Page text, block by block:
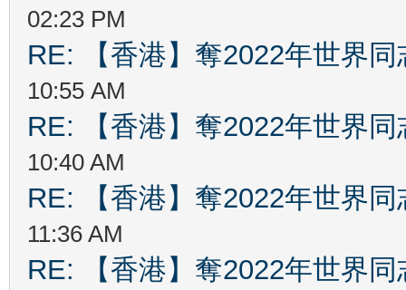
02:23 PM
RE: 【香港】奪2022年世界
10:55 AM
RE: 【香港】奪2022年世界
10:40 AM
RE: 【香港】奪2022年世界
11:36 AM
RE: 【香港】奪2022年世界